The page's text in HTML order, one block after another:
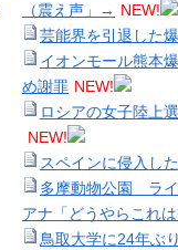
（震え声」→ NEW!
芸能界を引退した
イオンモール熊本
め謝罪 NEW!
ロシアの女子陸上
NEW!
スペインに侵入し
多摩動物公園 ラ
アナ「どうやらこれ
鳥取大学に24年ぶ